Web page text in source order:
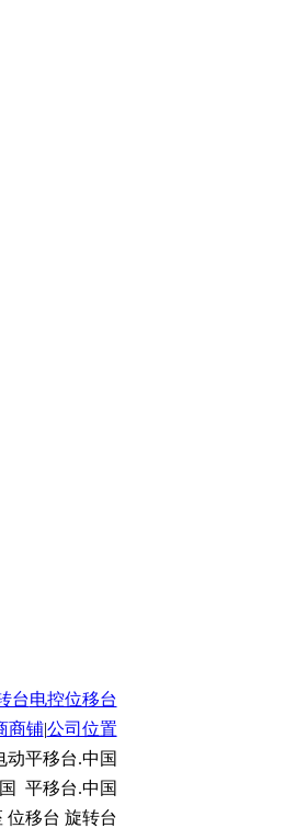
台电控位移台
商铺|公司位置
平移台.中国
平移台.中国
位移台 旋转台